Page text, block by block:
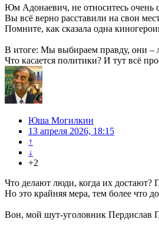
Юм Адонаевич, не относитесь очень
Вы всё верно расставили на свои
Помните, как сказала одна
В итоге: Мы выбираем правду, они –
Что касается политики? И тут всё
Юша Могилкин
13 апреля 2026, 18:15
↑
↓
+2
Что делают люди, когда их
Но это крайняя мера, тем более что
Вон, мой шут-уголовник Пердислав